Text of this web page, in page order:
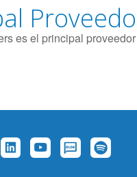
es el principal